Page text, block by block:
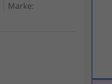
Marke: